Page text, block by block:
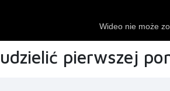
pierwszej